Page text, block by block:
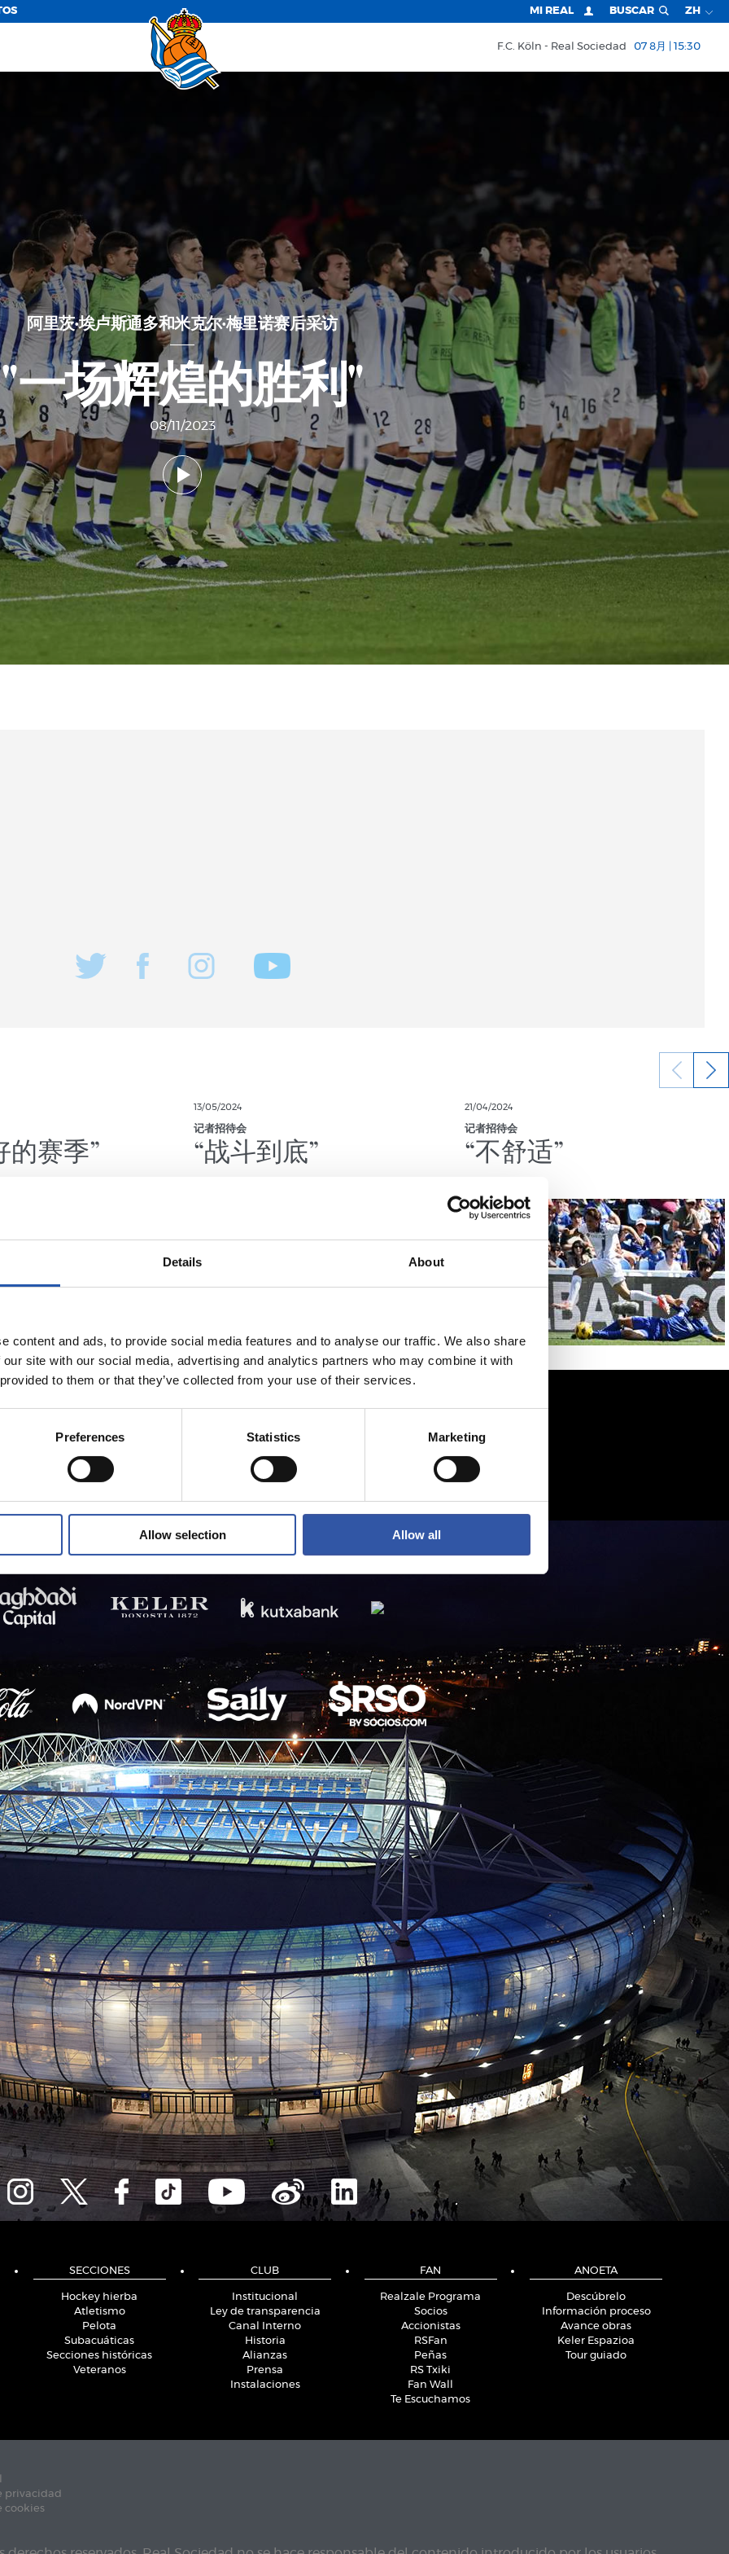
Details About
content and ads, to provide social media features and to analyse our traffic. We also share
site with our social media, advertising and analytics partners who may combine it with
to them or that they’ve collected from your use of their services.
Preferences Statistics Marketing
Allow selection Allow all
MI REAL BUSCAR ZH
F.C. Köln Real Sociedad 07 8月 | 15:30
阿里茨·埃卢斯通多和米克尔·梅里诺赛后采访
"一场辉煌的胜利"
08/11/2023
的赛季”
13/05/2024
记者招待会
“战斗到底”
21/04/2024
记者招待会
“不舒适”
SECCIONES
Hockey hierba
Atletismo
Pelota
Subacuáticas
Secciones históricas
Veteranos
CLUB
Institucional
Ley de transparencia
Canal Interno
Historia
Alianzas
Prensa
Instalaciones
FAN
Realzale Programa
Socios
Accionistas
RSFan
Peñas
RS Txiki
Fan Wall
Te Escuchamos
ANOETA
Descúbrelo
Información proceso
Avance obras
Keler Espazioa
Tour guiado
privacidad
cookies